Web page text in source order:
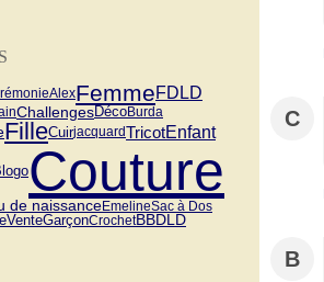
AlexFemmeFDLD
ChallengesDécoBurda
FilleCuirjacquardTricotEnfant
Couture
de naissanceEmelineSac à Dos
VenteGarçonCrochetBBDLD
C
B